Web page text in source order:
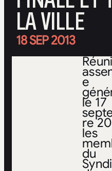
LA VILLE
18 SEP 2013
e
le 17
re
les
du